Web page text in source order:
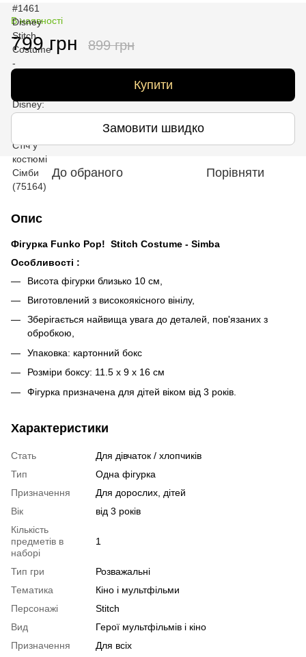
В наявності
799 грн 899 грн
Купити
Замовити швидко
До обраного Порівняти
Опис
Фігурка Funko Pop! Stitch Costume - Simba
Особливості :
Висота фігурки близько 10 см,
Виготовлений з високоякісного вінілу,
Зберігається найвища увага до деталей, пов'язаних з
обробкою,
Упаковка: картонний бокс
Розміри боксу: 11.5 х 9 х 16 см
Фігурка призначена для дітей віком від 3 років.
Характеристики
Стать
Для дівчаток / хлопчиків
Тип
Одна фігурка
Призначення
Для дорослих, дітей
Вік
від 3 років
Кількість
предметів в
наборі
1
Тип гри
Розважальні
Тематика
Кіно і мультфільми
Персонажі
Stitch
Вид
Герої мультфільмів і кіно
Призначення
Для всіх